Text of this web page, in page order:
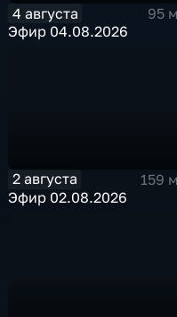
4 августа
95
Эфир 04.08.2026
2 августа
159
Эфир 02.08.2026